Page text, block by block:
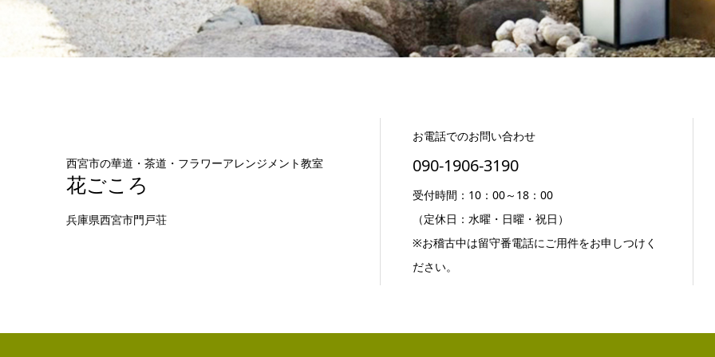
西宮市の華道・茶道・フラワーアレンジメント教室
花ごころ
兵庫県西宮市門戸荘
お電話でのお問い合わせ
090-1906-3190
受付時間：10：00～18：00
（定休日：水曜・日曜・祝日）
※お稽古中は留守番電話にご用件をお申しつけく
ださい。